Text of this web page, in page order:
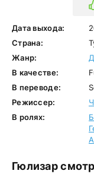
Дата выхода:
Страна:
Жанр:
В качестве:
В переводе:
Режиссер:
В ролях:
Гюлизар